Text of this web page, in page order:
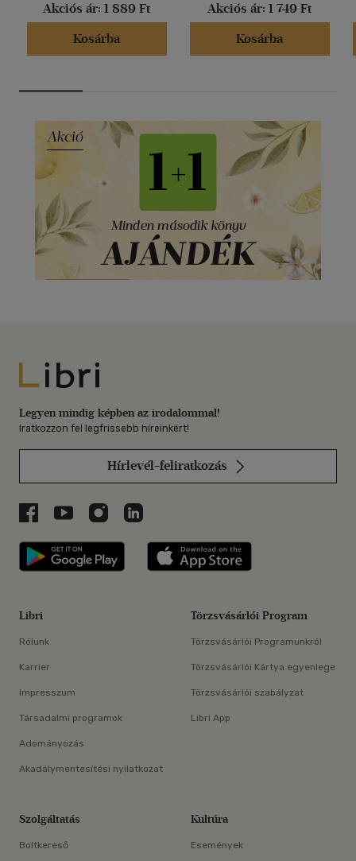
Akciós ár: 1 889 Ft
Kosárba
Akciós ár: 1 749 Ft
Kosárba
Libri
Legyen mindig képben az irodalommal!
Iratkozzon fel legfrissebb híreinkért!
Hírlevél-feliratkozás
Libri a Facebookon
Libri a Youtube-on
Libri az Instagramon
Libri a LinkedInen
Libri applikáció Szerezd meg: Google
Libri
Rólunk
Karrier
Impresszum
Társadalmi programok
Adományozás
Akadálymentesítési nyilatkozat
Törzsvásárlói Program
Törzsvásárlói Programunkról
Törzsvásárlói Kártya egyenlege
Törzsvásárlói szabályzat
Libri App
Szolgáltatás
Boltkereső
Kultúra
Események